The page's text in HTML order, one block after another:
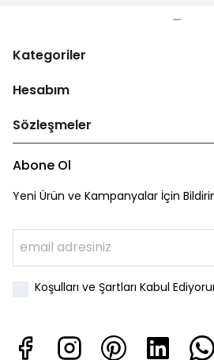
Kategoriler
Hesabım
Sözleşmeler
Abone Ol
Yeni Ürün ve Kampanyalar İçin
Koşulları ve Şartları Kabul